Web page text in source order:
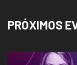
PRÓXIMOS